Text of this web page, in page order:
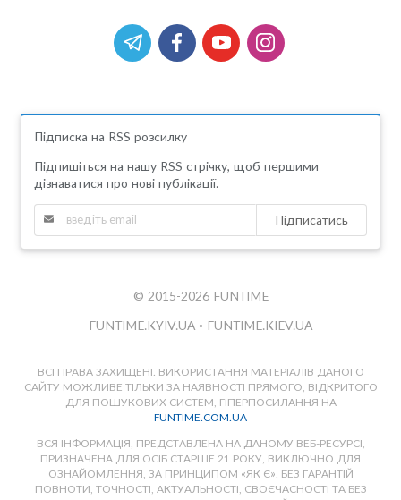
Підписка на RSS розсилку
Підпишіться на нашу RSS стрічку, щоб першими
дізнаватися про нові публікації.
Підписатись
© 2015-2026 FUNTIME
FUNTIME.KYIV.UA • FUNTIME.KIEV.UA
ВСІ ПРАВА ЗАХИЩЕНІ. ВИКОРИСТАННЯ МАТЕРІАЛІВ ДАНОГО
САЙТУ МОЖЛИВЕ ТІЛЬКИ ЗА НАЯВНОСТІ ПРЯМОГО, ВІДКРИТОГО
ДЛЯ ПОШУКОВИХ СИСТЕМ, ГІПЕРПОСИЛАННЯ НА
FUNTIME.COM.UA
ВСЯ ІНФОРМАЦІЯ, ПРЕДСТАВЛЕНА НА ДАНОМУ ВЕБ-РЕСУРСІ,
ПРИЗНАЧЕНА ДЛЯ ОСІБ СТАРШЕ 21 РОКУ, ВИКЛЮЧНО ДЛЯ
ОЗНАЙОМЛЕННЯ, ЗА ПРИНЦИПОМ «ЯК Є», БЕЗ ГАРАНТІЙ
ПОВНОТИ, ТОЧНОСТІ, АКТУАЛЬНОСТІ, СВОЄЧАСНОСТІ ТА БЕЗ